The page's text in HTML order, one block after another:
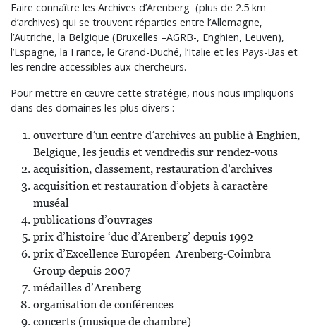
Faire connaître les Archives d’Arenberg (plus de 2.5 km
d’archives) qui se trouvent réparties entre l’Allemagne,
l’Autriche, la Belgique (Bruxelles –AGRB-, Enghien, Leuven),
l’Espagne, la France, le Grand-Duché, l’Italie et les Pays-Bas et
les rendre accessibles aux chercheurs.
Pour mettre en œuvre cette stratégie, nous nous impliquons
dans des domaines les plus divers :
ouverture d’un centre d’archives au public à Enghien,
Belgique, les jeudis et vendredis sur rendez-vous
acquisition, classement, restauration d’archives
acquisition et restauration d’objets à caractère
muséal
publications d’ouvrages
prix d’histoire ‘duc d’Arenberg’ depuis 1992
prix d’Excellence Européen Arenberg-Coimbra
Group depuis 2007
médailles d’Arenberg
organisation de conférences
concerts (musique de chambre)